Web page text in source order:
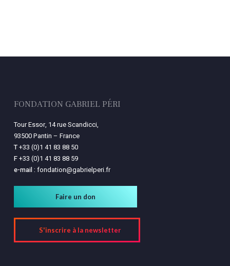
FONDATION GABRIEL PÉRI
Tour Essor, 14 rue Scandicci,
93500 Pantin – France
T+33 (0)1 41 83 88 50
F+33 (0)1 41 83 88 59
e-mail : fondation@gabrielperi.fr
Faire un don
S'inscrire à la newsletter